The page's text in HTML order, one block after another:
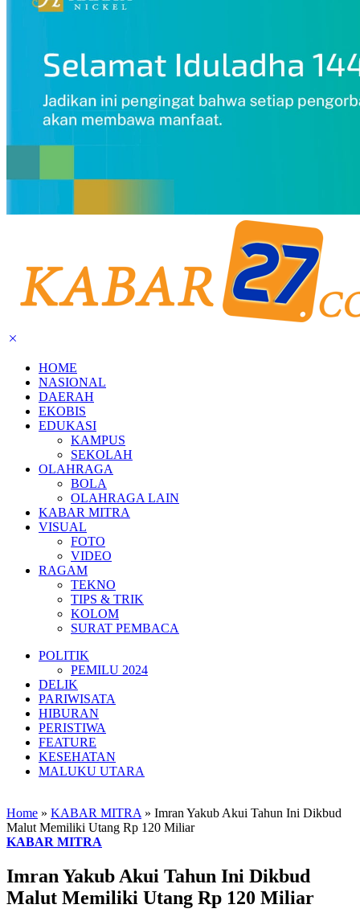
HOME
NASIONAL
DAERAH
EKOBIS
EDUKASI
KAMPUS
SEKOLAH
OLAHRAGA
BOLA
OLAHRAGA LAIN
KABAR MITRA
VISUAL
FOTO
VIDEO
RAGAM
TEKNO
TIPS & TRIK
KOLOM
SURAT PEMBACA
POLITIK
PEMILU 2024
DELIK
PARIWISATA
HIBURAN
PERISTIWA
FEATURE
KESEHATAN
MALUKU UTARA
Home » KABAR MITRA » Imran Yakub Akui Tahun Ini Dikbud
Malut Memiliki Utang Rp 120 Miliar
KABAR MITRA
Imran Yakub Akui Tahun Ini Dikbud
Malut Memiliki Utang Rp 120 Miliar